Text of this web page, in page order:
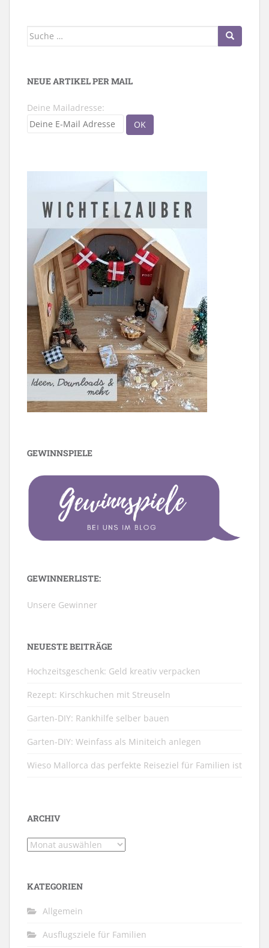
Suche
NEUE ARTIKEL PER MAIL
Deine Mailadresse:
GEWINNSPIELE
GEWINNERLISTE:
Unsere Gewinner
NEUESTE BEITRÄGE
Hochzeitsgeschenk: Geld kreativ verpacken
Rezept: Kirschkuchen mit Streuseln
Garten-DIY: Rankhilfe selber bauen
Garten-DIY: Weinfass als Miniteich anlegen
Wieso Mallorca das perfekte Reiseziel für Familien ist
ARCHIV
Archiv
KATEGORIEN
Allgemein
Ausflugsziele für Familien